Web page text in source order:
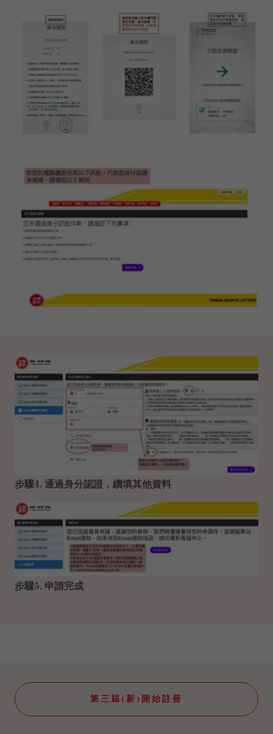
步驟4. 通過身分認證，續填其他資料
步驟5. 申請完成
第三屆(新)開始註冊